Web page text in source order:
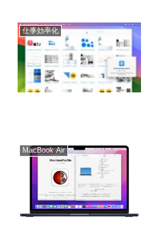
仕事効率化
MacBook Air